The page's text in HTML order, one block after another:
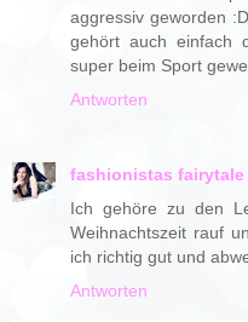
aggressiv geworden
gehört auch einfach
super beim Sport
Antworten
fashionistas fairytale
Ich gehöre zu den
Weihnachtszeit rauf
ich richtig gut und
Antworten